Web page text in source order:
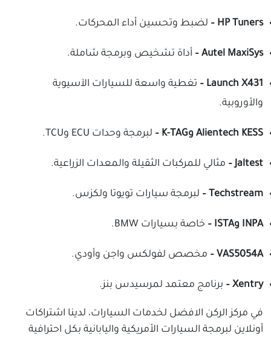
HP Tuners – لضبط وتحسين أداء المحركات.
Autel MaxiSys – أداة تشخيص وبرمجة شاملة.
Launch X431 –
تغطية واسعة للسيارات الآسيوية
والأوروبية.
Alientech KESS وK-TAG – لبرمجة وحدات ECU وTCU.
Jaltest – مثالي للمركبات الثقيلة والمعدات الزراعية.
Techstream – لبرمجة سيارات تويوتا ولكزس.
INPA وISTA – خاصة بسيارات BMW.
VAS5054A – مخصص لفولكس واجن وأودي.
Xentry – برنامج معتمد لمرسيدس بنز.
في مركز الركن الافضل لخدمات السيارات، لدينا اشتراكات
أونلاين لبرمجة السيارات الأمريكية واليابانية بكل احترافية